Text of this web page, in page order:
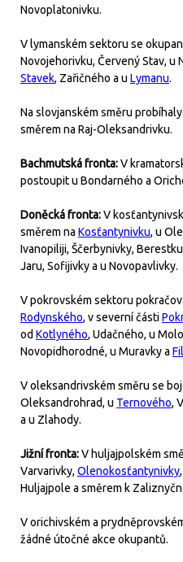
Novoplatonivku.
V lymanském sektoru se
Novojehorivku, Červený Stav, u
Stavek, Zařičného a u Lymanu.
Na slovjanském směru
směrem na Raj-Oleksandrivku.
Bachmutská fronta:V
postoupit u Bondarného a
Doněcká fronta:V
směrem na Kosťantynivku, u
Ivanopiliji, Ščerbynivky,
Jaru, Sofijivky a u Novopavlivky.
V pokrovském sektoru
Rodynského, v severní části
od Kotlyného, Udačného, u
Novopidhorodné, u Muravky a
V oleksandrivském směru se
Oleksandrohrad, u Ternového,
a u Zlahody.
Jižní fronta:V huljajpolském
Varvarivky, Olenokosťantynivky
Huljajpole a směrem k
V orichivském a
žádné útočné akce okupantů.